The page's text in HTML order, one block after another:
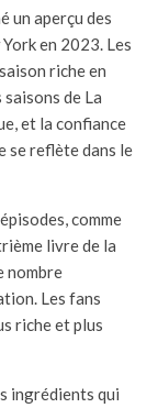
un aperçu des
en 2023. Les
riche en
de La
et la confiance
se reflète dans le
comme
livre de la
nombre
Les fans
riche et plus
ingrédients qui